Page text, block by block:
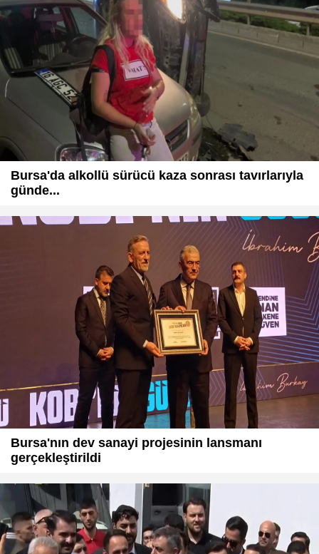
Bursa'da alkollü sürücü kaza sonrası tavırlarıyla
günde...
Bursa'nın dev sanayi projesinin lansmanı
gerçekleştirildi